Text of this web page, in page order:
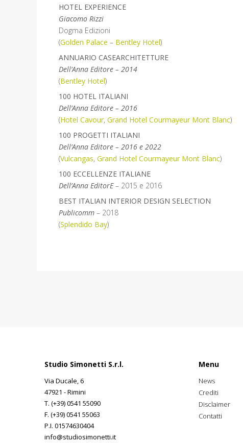
HOTEL EXPERIENCE
Giacomo Rizzi
Dogma Edizioni
(Golden Palace – Bentley Hotel)
ANNUARIO CASEARCHITETTURE
Dell’Anna Editore – 2014
(Bentley Hotel)
100 HOTEL ITALIANI
Dell’Anna Editore – 2016
(Hotel Cavour,Grand Hotel Courmayeur Mont Blanc)
100 PROGETTI ITALIANI
Dell’Anna Editore – 2016 e 2022
(Vulcangas,Grand Hotel Courmayeur Mont Blanc)
100 ECCELLENZE ITALIANE
Dell’Anna EditorE– 2015 e 2016
BEST ITALIAN INTERIOR DESIGN SELECTION
Publicomm – 2018
(Splendido Bay)
Studio Simonetti S.r.l.
Via Ducale, 6
47921 - Rimini
T. (+39) 0541 55090
F. (+39) 0541 55063
P.I. 01574630404
info@studiosimonetti.it
Menu
News
Crediti
Disclaimer
Contatti